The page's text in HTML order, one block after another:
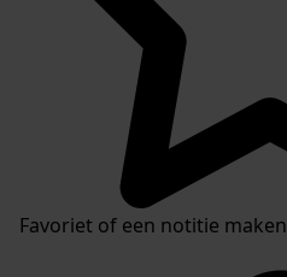
Favoriet of een notitie maken